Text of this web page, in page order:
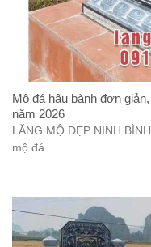
Mộ đá hậu bành đơn
năm 2026
LĂNG MỘ ĐẸP NINH
mộ đá ...